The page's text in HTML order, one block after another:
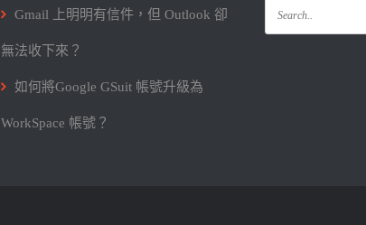
Gmail 上明明有信件，但 Outlook 卻
無法收下來？
如何將Google GSuit 帳號升級為
WorkSpace 帳號？